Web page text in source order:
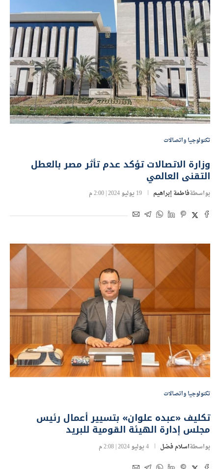
تكنولوجيا واتصالات
وزارة الاتصالات تؤكد عدم تأثر مصر بالعطل
التقنى العالمي
بواسطةفاطمة إبراهيم 19 يوليو 2024 | 2:00 م
تكنولوجيا واتصالات
تكليف «عبده علوان» بتسيير أعمال رئيس
مجلس إدارة الهيئة القومية للبريد
بواسطةاسلام فضل 4 يوليو 2024 | 2:08 م